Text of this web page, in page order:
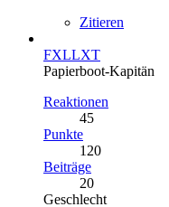
Zitieren
FXLLXT
Papierboot-Kapitän
Reaktionen
45
Punkte
120
Beiträge
20
Geschlecht